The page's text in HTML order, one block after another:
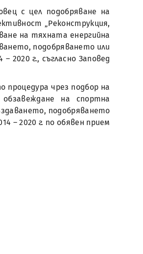
с цел подобряване на
„Реконструкция,
на тяхната енергийна
подобряването или
2020 г., съгласно Заповед
процедура чрез подбор на
на спортна
подобряването
– 2020 г. по обявен прием